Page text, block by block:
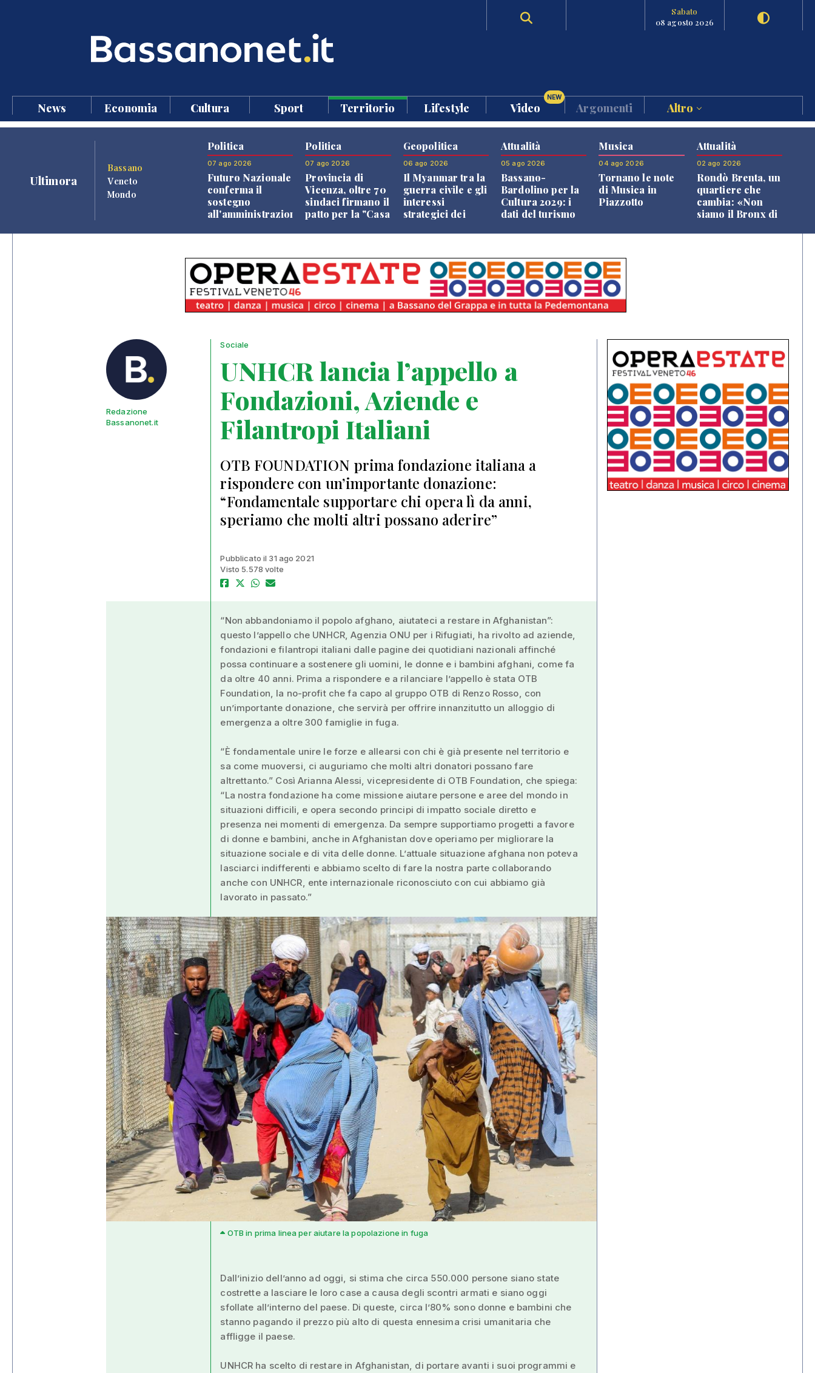
Sabato
08 agosto 2026
News Economia Cultura Sport Territorio Lifestyle Video
NEW
Argomenti Altro
Ultimora
Bassano
Veneto
Mondo
Politica
07 ago 2026
Futuro Nazionale
conferma il
sostegno
all'amministrazione
Politica
07 ago 2026
Provincia di
Vicenza, oltre 70
sindaci firmano il
patto per la "Casa
Geopolitica
06 ago 2026
Il Myanmar tra la
guerra civile e gli
interessi
strategici dei
Attualità
05 ago 2026
Bassano-
Bardolino per la
Cultura 2029: i
dati del turismo
Musica
04 ago 2026
Tornano le note
di Musica in
Piazzotto
Attualità
02 ago 2026
Rondò Brenta, un
quartiere che
cambia: «Non
siamo il Bronx di
Redazione
Bassanonet.it
Sociale
UNHCR lancia l’appello a
Fondazioni, Aziende e
Filantropi Italiani
OTB FOUNDATION prima fondazione italiana a
rispondere con un’importante donazione:
“Fondamentale supportare chi opera lì da anni,
speriamo che molti altri possano aderire”
Pubblicato il 31 ago 2021
Visto 5.578 volte
“Non abbandoniamo il popolo afghano, aiutateci a restare in Afghanistan”:
questo l’appello che UNHCR, Agenzia ONU per i Rifugiati, ha rivolto ad aziende,
fondazioni e filantropi italiani dalle pagine dei quotidiani nazionali affinché
possa continuare a sostenere gli uomini, le donne e i bambini afghani, come fa
da oltre 40 anni. Prima a rispondere e a rilanciare l’appello è stata OTB
Foundation, la no-profit che fa capo al gruppo OTB di Renzo Rosso, con
un’importante donazione, che servirà per offrire innanzitutto un alloggio di
emergenza a oltre 300 famiglie in fuga.
“È fondamentale unire le forze e allearsi con chi è già presente nel territorio e
sa come muoversi, ci auguriamo che molti altri donatori possano fare
altrettanto.” Così Arianna Alessi, vicepresidente di OTB Foundation, che spiega:
“La nostra fondazione ha come missione aiutare persone e aree del mondo in
situazioni difficili, e opera secondo principi di impatto sociale diretto e
presenza nei momenti di emergenza. Da sempre supportiamo progetti a favore
di donne e bambini, anche in Afghanistan dove operiamo per migliorare la
situazione sociale e di vita delle donne. L’attuale situazione afghana non poteva
lasciarci indifferenti e abbiamo scelto di fare la nostra parte collaborando
anche con UNHCR, ente internazionale riconosciuto con cui abbiamo già
lavorato in passato.”
OTB in prima linea per aiutare la popolazione in fuga
Dall’inizio dell’anno ad oggi, si stima che circa 550.000 persone siano state
costrette a lasciare le loro case a causa degli scontri armati e siano oggi
sfollate all’interno del paese. Di queste, circa l’80% sono donne e bambini che
stanno pagando il prezzo più alto di questa ennesima crisi umanitaria che
affligge il paese.
UNHCR ha scelto di restare in Afghanistan, di portare avanti i suoi programmi e